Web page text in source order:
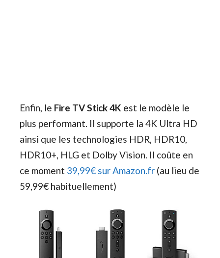
Enfin, le Fire TV Stick 4K est le modèle le
plus performant. Il supporte la 4K Ultra HD
ainsi que les technologies HDR, HDR10,
HDR10+, HLG et Dolby Vision. Il coûte en
ce moment 39,99€ sur Amazon.fr (au lieu de
59,99€ habituellement)